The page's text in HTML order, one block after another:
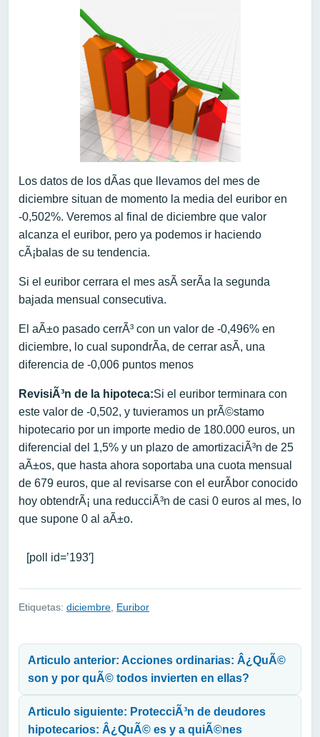
Los datos de los dÃ­as que llevamos del mes de
diciembre situan de momento la media del euribor en
-0,502%. Veremos al final de diciembre que valor
alcanza el euribor, pero ya podemos ir haciendo
cÃ¡balas de su tendencia.
Si el euribor cerrara el mes asÃ­ serÃ­a la segunda
bajada mensual consecutiva.
El aÃ±o pasado cerrÃ³ con un valor de -0,496% en
diciembre, lo cual supondrÃ­a, de cerrar asÃ­, una
diferencia de -0,006 puntos menos
RevisiÃ³n de la hipoteca:Si el euribor terminara con
este valor de -0,502, y tuvieramos un prÃ©stamo
hipotecario por un importe medio de 180.000 euros, un
diferencial del 1,5% y un plazo de amortizaciÃ³n de 25
aÃ±os, que hasta ahora soportaba una cuota mensual
de 679 euros, que al revisarse con el eurÃ­bor conocido
hoy obtendrÃ¡ una reducciÃ³n de casi 0 euros al mes, lo
que supone 0 al aÃ±o.
[poll id=’193′]
Etiquetas: diciembre Euribor
Articulo anterior: Acciones ordinarias: Â¿QuÃ©
son y por quÃ© todos invierten en ellas?
Articulo siguiente: ProtecciÃ³n de deudores
hipotecarios: Â¿QuÃ© es y a quiÃ©nes